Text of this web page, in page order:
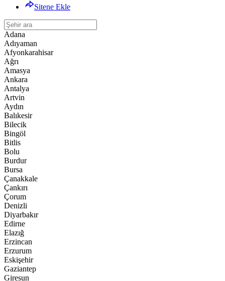
Sitene Ekle
Adana
Adıyaman
Afyonkarahisar
Ağrı
Amasya
Ankara
Antalya
Artvin
Aydın
Balıkesir
Bilecik
Bingöl
Bitlis
Bolu
Burdur
Bursa
Çanakkale
Çankırı
Çorum
Denizli
Diyarbakır
Edirne
Elazığ
Erzincan
Erzurum
Eskişehir
Gaziantep
Giresun